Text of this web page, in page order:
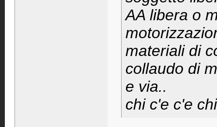
AA libera o
materiali di
collaudo di
e via..
chi c'e c'e